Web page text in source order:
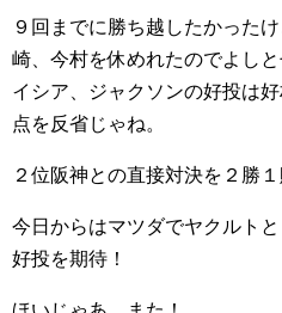
９回までに勝ち越したかった
崎、今村を休めれたのでよし
イシア、ジャクソンの好投は
点を反省じゃね。
２位阪神との直接対決を２勝
今日からはマツダでヤクルト
好投を期待！